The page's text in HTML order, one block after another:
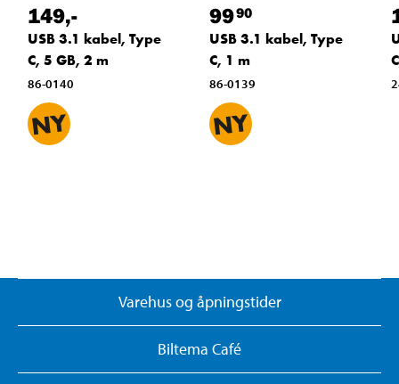
149,-
USB 3.1 kabel, Type
C, 5 GB, 2 m
86-0140
9990
USB 3.1 kabel, Type
C, 1 m
86-0139
Varehus og åpningstider
Biltema Café